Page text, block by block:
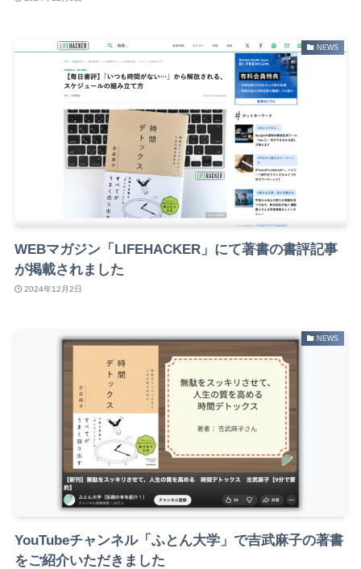
NEWS
WEBマガジン「LIFEHACKER」にて著書の書評記事
が掲載されました
2024年12月2日
NEWS
YouTubeチャンネル「ふとん大学」で吉武麻子の著書
をご紹介いただきました